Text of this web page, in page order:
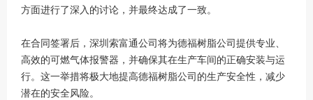
方面进行了深入的讨论，并最终达成了一致。
在合同签署后，深圳索富通公司将为德福树脂公司提供专业、
高效的可燃气体报警器，并确保其在生产车间的正确安装与运
行。这一举措将极大地提高德福树脂公司的生产安全性，减少
潜在的安全风险。